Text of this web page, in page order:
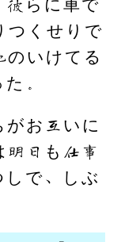
彼らに車で
つくせりで
のいけてる
。
お互いに
日も仕事
しで、しぶ